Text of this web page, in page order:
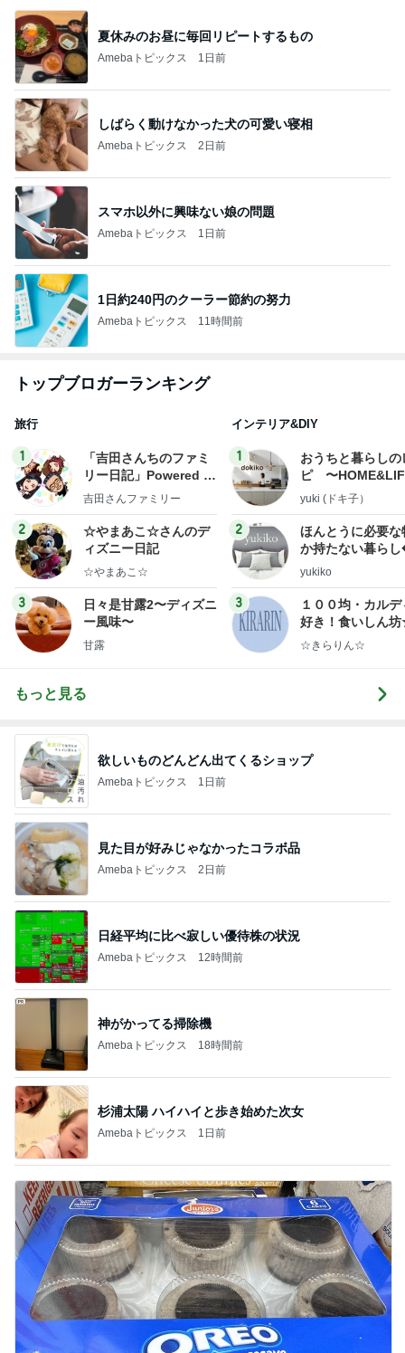
夏休みのお昼に毎回リピートするもの
Amebaトピックス 1日前
しばらく動けなかった犬の可愛い寝相
Amebaトピックス 2日前
スマホ以外に興味ない娘の問題
Amebaトピックス 1日前
1日約240円のクーラー節約の努力
Amebaトピックス 11時間前
トップブロガーランキング
旅行
1
「吉田さんちのファミ
リー日記」Powered b
y Ameba 吉田さんファ
ログ
吉田さんファミリー
2
☆やまあこ☆さんのデ
ィズニー日記
☆やまあこ☆
3
日々是甘露2〜ディズニ
ー風味〜
甘露
インテリア&DIY
1
おうちと暮らしの
ピ 〜
yuki (ドキ子）
2
ほんとうに必要な
か持たない暮ら
ep Life Simple◆
yukiko
3
１００均・カルデ
好き！食いしん
らりん☆のブログ
☆きらりん☆
もっと見る
欲しいものどんどん出てくるショップ
Amebaトピックス 1日前
見た目が好みじゃなかったコラボ品
Amebaトピックス 2日前
日経平均に比べ寂しい優待株の状況
Amebaトピックス 12時間前
神がかってる掃除機
Amebaトピックス 18時間前
杉浦太陽 ハイハイと歩き始めた次女
Amebaトピックス 1日前